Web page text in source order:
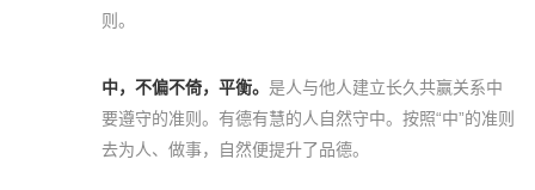
则。
中，不偏不倚，平衡。 是人与他人建立长久共赢关系中
要遵守的准则。有德有慧的人自然守中。按照“中”的准则
去为人、做事，自然便提升了品德。